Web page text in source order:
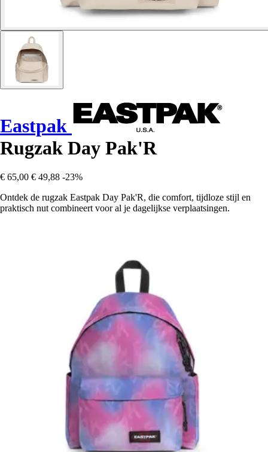
Eastpak
Rugzak Day Pak'R
€ 65,00 € 49,88 -23%
Ontdek de rugzak Eastpak Day Pak'R, die comfort, tijdloze stijl en
praktisch nut combineert voor al je dagelijkse verplaatsingen.